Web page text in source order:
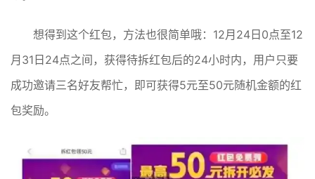
想得到这个红包，方法也很简单哦：12月24日0点至12
月31日24点之间，获得待拆红包后的24小时内，用户只要
成功邀请三名好友帮忙，即可获得5元至50元随机金额的红
包奖励。